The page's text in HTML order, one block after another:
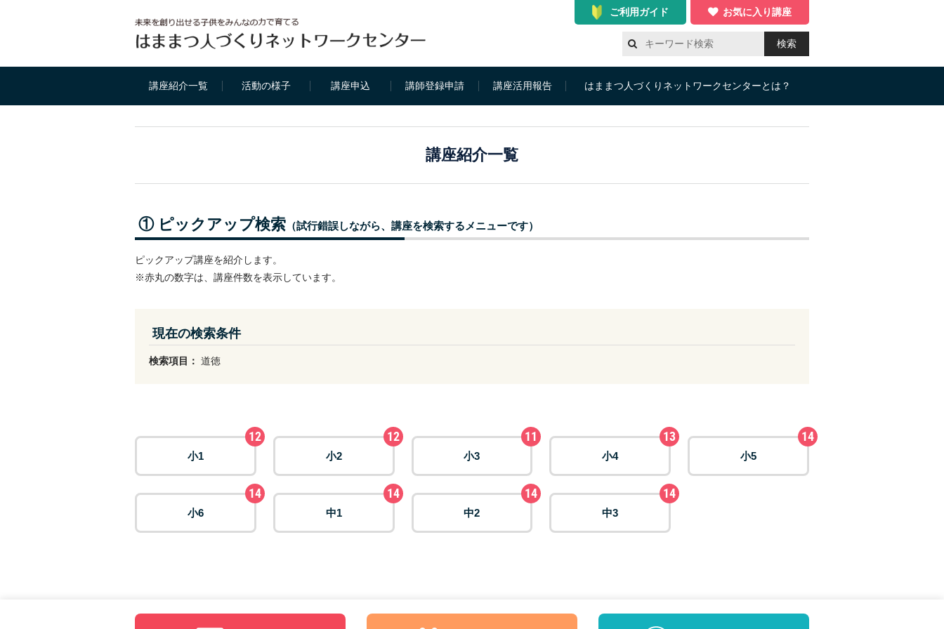
ご利用ガイド お気に入り講座
検索
講座紹介一覧 活動の様子 講座申込 講師登録申請 講座活用報告 はままつ人づくりネットワークセンターとは？
講座紹介一覧
① ピックアップ検索 （試行錯誤しながら、講座を検索するメニューです）
ピックアップ講座を紹介します。
※赤丸の数字は、講座件数を表示しています。
現在の検索条件
検索項目： 道徳
小1
12
小2
12
小3
11
小4
13
小5
14
小6
14
中1
14
中2
14
中3
14